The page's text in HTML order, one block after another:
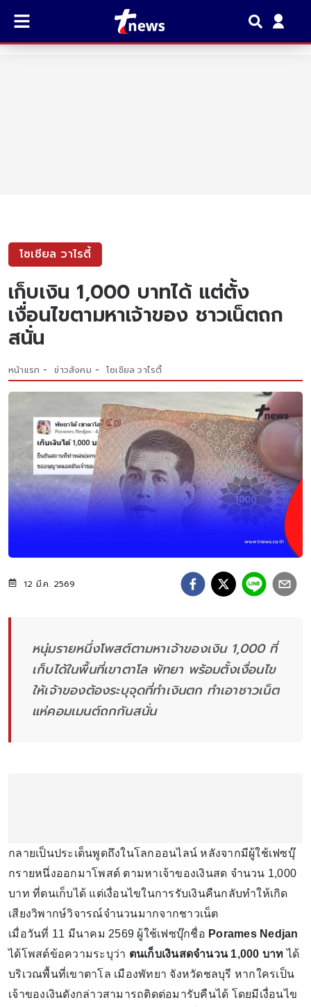
โซเชียล วาไรตี้
เก็บเงิน 1,000 บาทได้ แต่ตั้ง
เงื่อนไขตามหาเจ้าของ ชาวเน็ตถก
สนั่น
หน้าแรก ข่าวสังคม โซเชียล วาไรตี้
12 มี.ค. 2569
หนุ่มรายหนึ่งโพสต์ตามหาเจ้าของเงิน 1,000 ที่
เก็บได้ในพื้นที่เขาตาโล พัทยา พร้อมตั้งเงื่อนไข
ให้เจ้าของต้องระบุจุดที่ทำเงินตก ทำเอาชาวเน็ต
แห่คอมเมนต์ถกกันสนั่น
กลายเป็นประเด็นพูดถึงในโลกออนไลน์ หลังจากมีผู้ใช้เฟซบุ๊
กรายหนึ่งออกมาโพสต์ ตามหาเจ้าของเงินสด จำนวน 1,000
บาท ที่ตนเก็บได้ แต่เงื่อนไขในการรับเงินคืนกลับทำให้เกิด
เสียงวิพากษ์วิจารณ์จำนวนมากจากชาวเน็ต
เมื่อวันที่ 11 มีนาคม 2569 ผู้ใช้เฟซบุ๊กชื่อ Porames Nedjan
ได้โพสต์ข้อความระบุว่า ตนเก็บเงินสดจำนวน 1,000 บาทได้
บริเวณพื้นที่เขาตาโล เมืองพัทยา จังหวัดชลบุรี หากใครเป็น
เจ้าของเงินดังกล่าวสามารถติดต่อมารับคืนได้ โดยมีเงื่อนไข